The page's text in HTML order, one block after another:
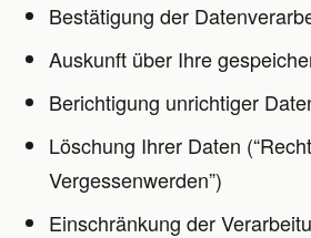
Bestätigung der
Auskunft über Ihre
Berichtigung unrichtiger
Löschung Ihrer Daten
Vergessenwerden”)
Einschränkung der